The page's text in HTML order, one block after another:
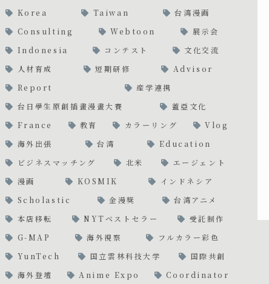
Korea
Taiwan
台湾漫画
Consulting
Webtoon
展示会
Indonesia
コンテスト
文化交流
人材育成
短期研修
Advisor
Report
産学連携
台日學生原創插畫漫畫大賽
蓋亞文化
France
教育 カラーリング
Vlog
海外出張
台湾
Education
ビジネスマッチング
北米
エージェント
漫画
KOSMIK
インドネシア
Scholastic
金漫獎
台湾アニメ
本店移転
NYTベストセラー
受託制作
G-MAP
海外視察
フルカラー彩色
YunTech
国立雲林科技大学
国際共創
海外登壇
Anime Expo Coordinator